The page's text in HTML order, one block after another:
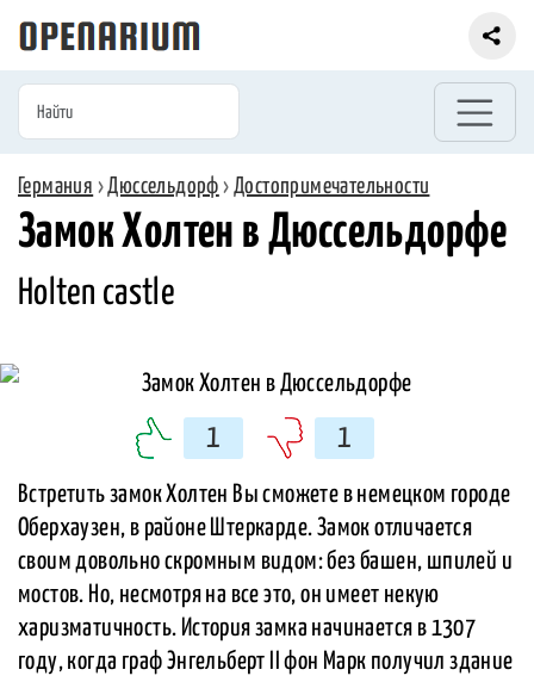
Германия ›Дюссельдорф ›Достопримечательности
Замок Холтен в Дюссельдорфе
Holten castle
1 1
Встретить замок Холтен Вы сможете в немецком городе
Оберхаузен, в районе Штеркарде. Замок отличается
своим довольно скромным видом: без башен, шпилей и
мостов. Но, несмотря на все это, он имеет некую
харизматичность. История замка начинается в 1307
году, когда граф Энгельберт ІІ фон Марк получил здание